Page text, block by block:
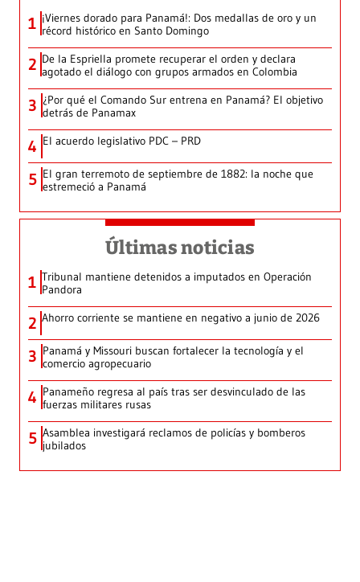
1 ¡Viernes dorado para Panamá!: Dos medallas de oro y un
récord histórico en Santo Domingo
2 De la Espriella promete recuperar el orden y declara
agotado el diálogo con grupos armados en Colombia
3 ¿Por qué el Comando Sur entrena en Panamá? El objetivo
detrás de Panamax
4 El acuerdo legislativo PDC – PRD
5 El gran terremoto de septiembre de 1882: la noche que
estremeció a Panamá
Últimas noticias
1 Tribunal mantiene detenidos a imputados en Operación
Pandora
2 Ahorro corriente se mantiene en negativo a junio de 2026
3 Panamá y Missouri buscan fortalecer la tecnología y el
comercio agropecuario
4 Panameño regresa al país tras ser desvinculado de las
fuerzas militares rusas
5 Asamblea investigará reclamos de policías y bomberos
jubilados